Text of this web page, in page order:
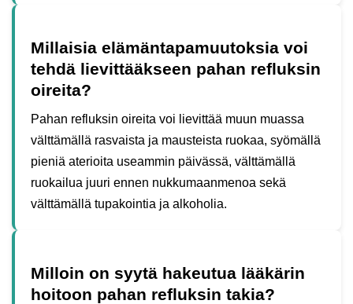
Millaisia elämäntapamuutoksia voi
tehdä lievittääkseen pahan refluksin
oireita?
Pahan refluksin oireita voi lievittää muun muassa
välttämällä rasvaista ja mausteista ruokaa, syömällä
pieniä aterioita useammin päivässä, välttämällä
ruokailua juuri ennen nukkumaanmenoa sekä
välttämällä tupakointia ja alkoholia.
Milloin on syytä hakeutua lääkärin
hoitoon pahan refluksin takia?